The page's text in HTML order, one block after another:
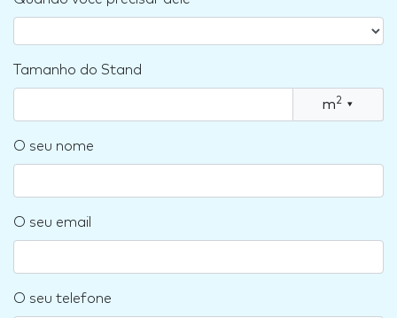
Tamanho do Stand
m2 ▾
O seu nome
O seu email
O seu telefone